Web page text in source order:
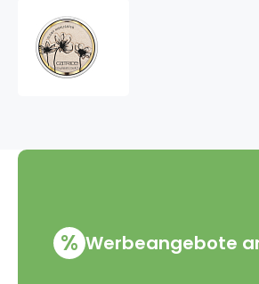
Muse
% Werbeangebote